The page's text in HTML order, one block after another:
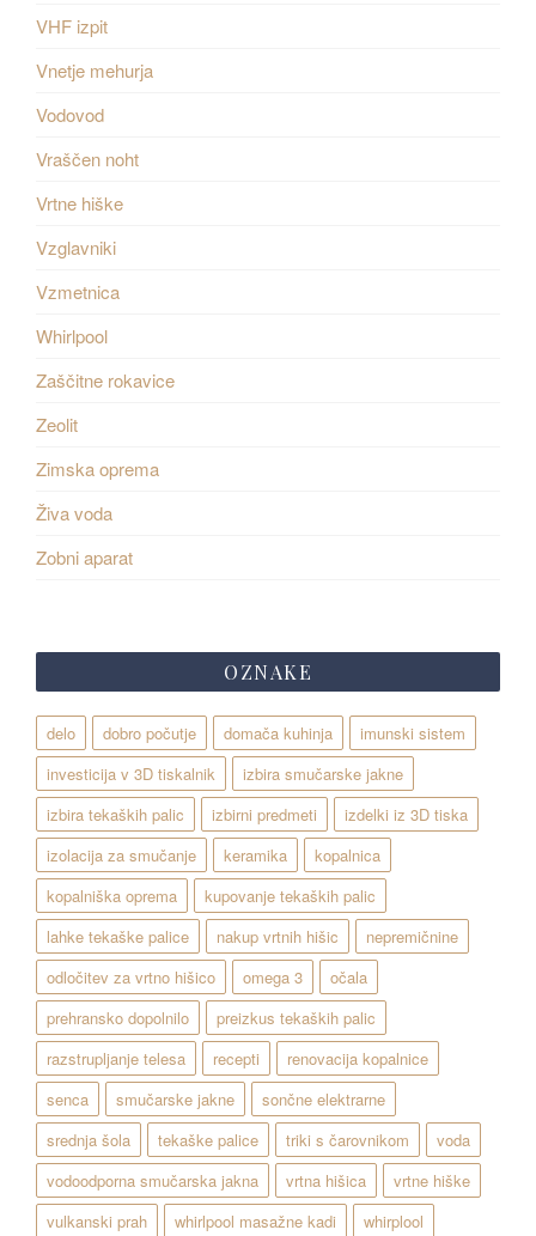
VHF izpit
Vnetje mehurja
Vodovod
Vraščen noht
Vrtne hiške
Vzglavniki
Vzmetnica
Whirlpool
Zaščitne rokavice
Zeolit
Zimska oprema
Živa voda
Zobni aparat
OZNAKE
delo dobro počutje domača kuhinja
imunski sistem
investicija v 3D tiskalnik
izbira smučarske jakne
izbira tekaških palic
izbirni predmeti
izdelki iz 3D tiska
izolacija za smučanje
keramika
kopalnica
kopalniška oprema
kupovanje tekaških palic
lahke tekaške palice
nakup vrtnih hišic
nepremičnine
odločitev za vrtno hišico
omega 3
očala
prehransko dopolnilo
preizkus tekaških palic
razstrupljanje telesa
recepti
renovacija kopalnice
senca
smučarske jakne
sončne elektrarne
srednja šola
tekaške palice triki s čarovnikom
voda
vodoodporna smučarska jakna
vrtna hišica
vrtne hiške
vulkanski prah
whirlpool masažne kadi whirplool